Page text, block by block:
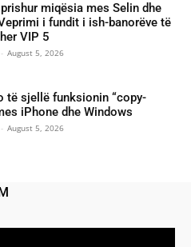
miqësia mes Selin dhe
i fundit i ish-banorëve të
VIP 5
- August 5, 2026
të sjellë funksionin “copy-
iPhone dhe Windows
- August 5, 2026